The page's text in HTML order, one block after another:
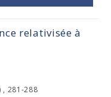
relativisée à
281-288